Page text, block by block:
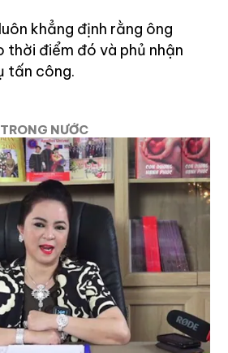
khẳng định rằng ông
thời điểm đó và phủ nhận
tấn công.
TRONG NƯỚC